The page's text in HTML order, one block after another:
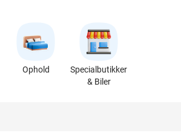
Ophold
Specialbutikker
& Biler